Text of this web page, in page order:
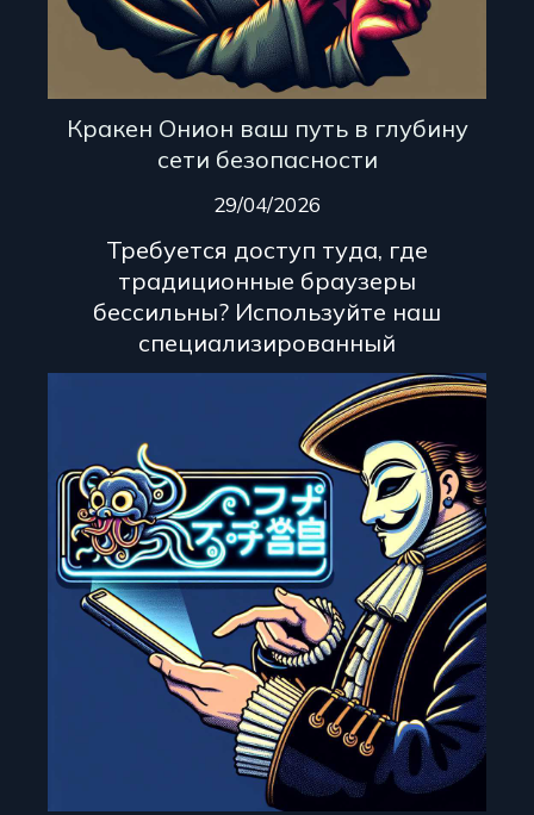
Кракен Онион ваш путь в глубину
сети безопасности
29/04/2026
Требуется доступ туда, где
традиционные браузеры
бессильны? Используйте наш
специализированный